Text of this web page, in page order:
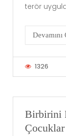
terör
Devamını
1326
Birbirini